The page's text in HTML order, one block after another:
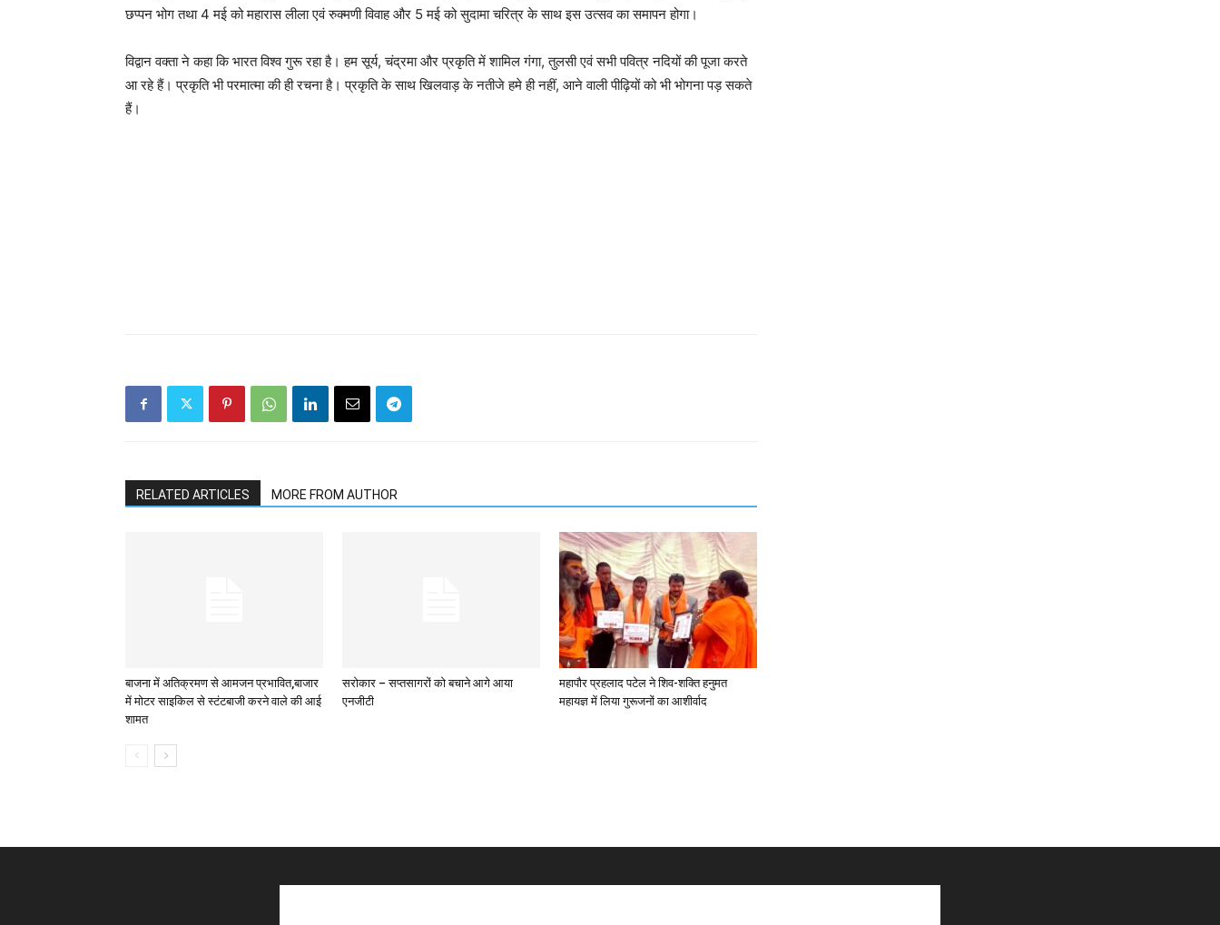
छप्पन भोग तथा 4 मई को महारास लीला एवं रुक्मणी विवाह और 5 मई को सुदामा चरित्र के साथ इस उत्सव का समापन होगा।
विद्वान वक्ता ने कहा कि भारत विश्व गुरू रहा है। हम सूर्य, चंद्रमा और प्रकृति में शामिल गंगा, तुलसी एवं सभी पवित्र नदियों की पूजा करते
आ रहे हैं। प्रकृति भी परमात्मा की ही रचना है। प्रकृति के साथ खिलवाड़ के नतीजे हमे ही नहीं, आने वाली पीढ़ियों को भी भोगना पड़ सकते
हैं।
RELATED ARTICLES MORE FROM AUTHOR
बाजना में अतिक्रमण से आमजन प्रभावित,बाजार
में मोटर साइकिल से स्टंटबाजी करने वाले की आई
शामत
सरोकार – सप्तसागरों को बचाने आगे आया
एनजीटी
महापौर प्रहलाद पटेल ने शिव-शक्ति हनुमत
महायज्ञ में लिया गुरूजनों का आशीर्वाद